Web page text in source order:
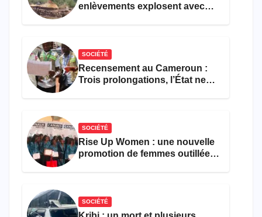
enlèvements explosent avec
SOCIÉTÉ
Recensement au Cameroun :
Trois prolongations, l’État ne
SOCIÉTÉ
Rise Up Women : une nouvelle
promotion de femmes outillées
SOCIÉTÉ